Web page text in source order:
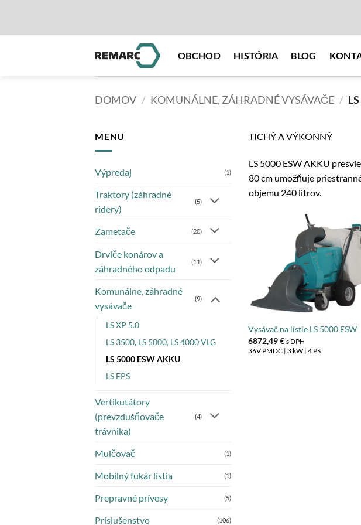
content
OBCHOD
HISTÓRIA BLOG
DOMOV / KOMUNÁLNE, ZÁHRADNÉ VYSÁVAČE /
MENU
Výpredaj (1)
Traktory (záhradné
ridery)
(5)
Zametače (20)
Drviče konárov a
záhradného odpadu
(11)
Komunálne, záhradné
vysávače
(9)
LS XP 5.0
LS 3500, LS 5000, LS 4000 VLG
LS 5000 ESW AKKU
LS EPS
Vertikutátory
(prevzdušňovače
trávnika)
(4)
Mulčovač (1)
Mobilný fukár lístia (1)
Prepravné prívesy (5)
Príslušenstvo (106)
TICHÝ A VÝKONNÝ
LS 5000 ESW AKKU
80 cm umožňuje
objemu 240 litrov.
Vysávač na lístie LS 5000 ESW
6872,49€ s DPH
36V PMDC | 3 kW | 4 PS